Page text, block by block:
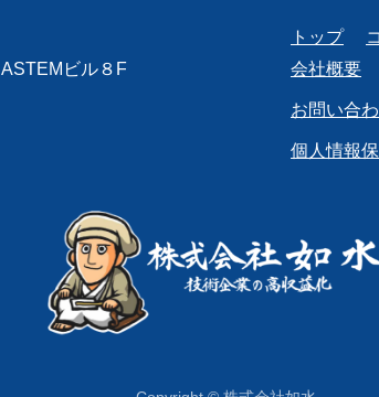
ビル８F
トップ
会社概要
お問い合
個人情報